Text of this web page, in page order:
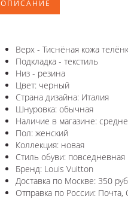
ОПИСАНИЕ
Верх - Тиснёная кожа
Подкладка - текстиль
Низ - резина
Цвет: черный
Страна дизайна: Италия
Шнуровка: обычная
Наличие в магазине: средне
Пол: женский
Коллекция: новая
Стиль обуви: повседневная
Бренд: Louis Vuitton
Доставка по Москве: 350
Отправка по России: Почта,